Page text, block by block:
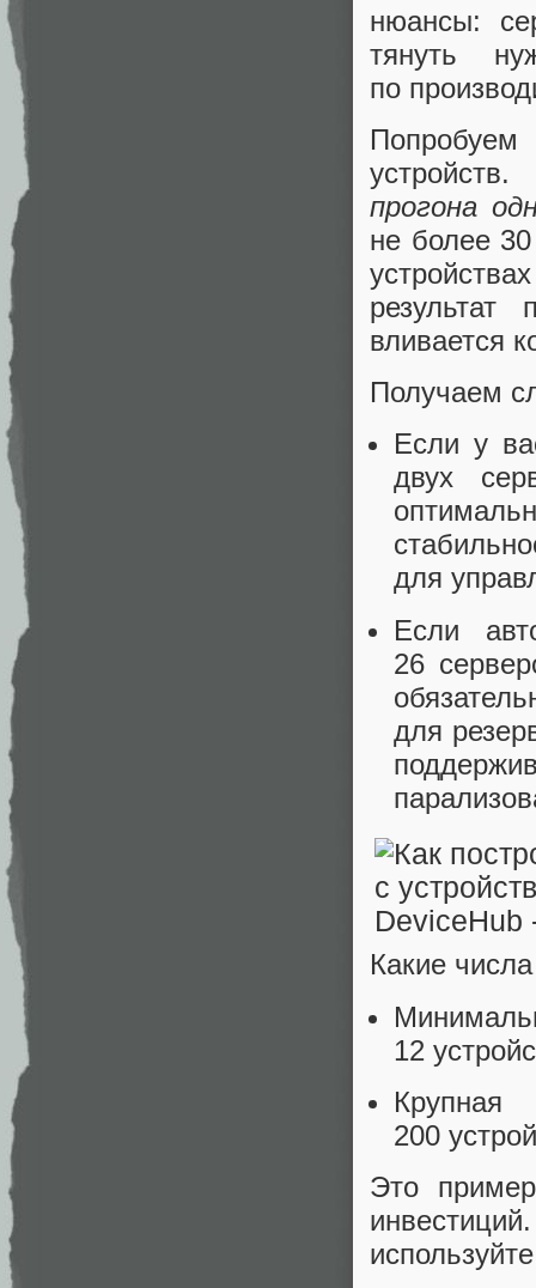
нюансы:
тянуть
по
прогона
не более
вливается
Получаем
Если у
двух
для
Если
26
для
Какие
12
200
Это